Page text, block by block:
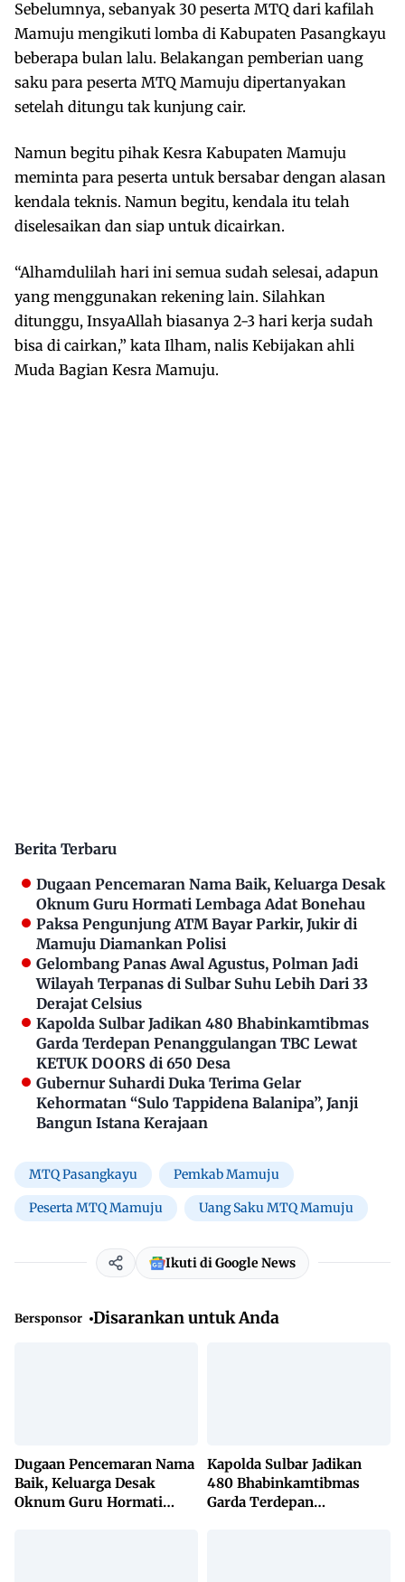
Sebelumnya, sebanyak 30 peserta MTQ dari kafilah
Mamuju mengikuti lomba di Kabupaten Pasangkayu
beberapa bulan lalu. Belakangan pemberian uang
saku para peserta MTQ Mamuju dipertanyakan
setelah ditungu tak kunjung cair.
Namun begitu pihak Kesra Kabupaten Mamuju
meminta para peserta untuk bersabar dengan alasan
kendala teknis. Namun begitu, kendala itu telah
diselesaikan dan siap untuk dicairkan.
“Alhamdulilah hari ini semua sudah selesai, adapun
yang menggunakan rekening lain. Silahkan
ditunggu, InsyaAllah biasanya 2-3 hari kerja sudah
bisa di cairkan,” kata Ilham, nalis Kebijakan ahli
Muda Bagian Kesra Mamuju.
Berita Terbaru
Dugaan Pencemaran Nama Baik, Keluarga Desak
Oknum Guru Hormati Lembaga Adat Bonehau
Paksa Pengunjung ATM Bayar Parkir, Jukir di
Mamuju Diamankan Polisi
Gelombang Panas Awal Agustus, Polman Jadi
Wilayah Terpanas di Sulbar Suhu Lebih Dari 33
Derajat Celsius
Kapolda Sulbar Jadikan 480 Bhabinkamtibmas
Garda Terdepan Penanggulangan TBC Lewat
KETUK DOORS di 650 Desa
Gubernur Suhardi Duka Terima Gelar
Kehormatan “Sulo Tappidena Balanipa”, Janji
Bangun Istana Kerajaan
MTQ Pasangkayu Pemkab Mamuju
Peserta MTQ Mamuju Uang Saku MTQ Mamuju
Ikuti di Google News
Bersponsor Disarankan untuk Anda
Dugaan Pencemaran Nama
Baik, Keluarga Desak
Oknum Guru Hormati
Kapolda Sulbar Jadikan
480 Bhabinkamtibmas
Garda Terdepan